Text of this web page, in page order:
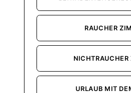
RAUCHER
NICHTRAUCHER
URLAUB MIT